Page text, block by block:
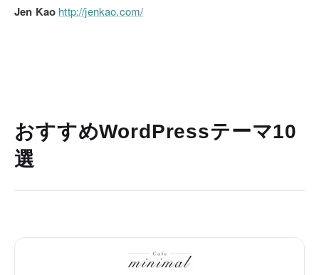
Jen Kao http://jenkao.com/
おすすめWordPressテーマ10
選